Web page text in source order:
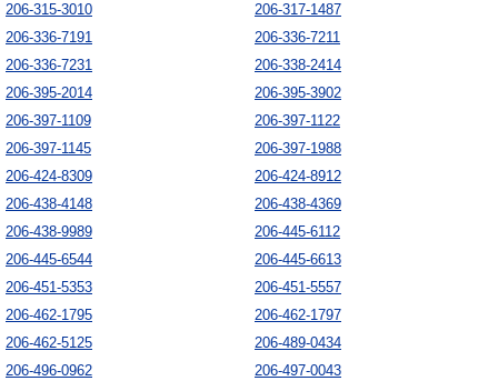
206-315-3010
206-317-1487
206-336-7191
206-336-7211
206-336-7231
206-338-2414
206-395-2014
206-395-3902
206-397-1109
206-397-1122
206-397-1145
206-397-1988
206-424-8309
206-424-8912
206-438-4148
206-438-4369
206-438-9989
206-445-6112
206-445-6544
206-445-6613
206-451-5353
206-451-5557
206-462-1795
206-462-1797
206-462-5125
206-489-0434
206-496-0962
206-497-0043